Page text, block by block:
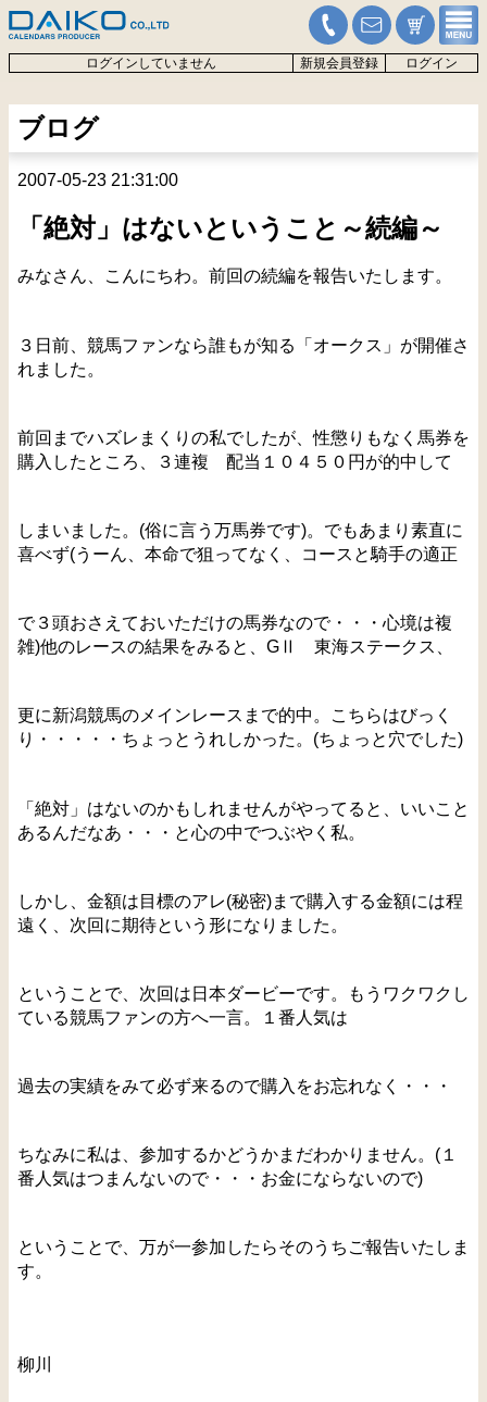
ログインしていません 新規会員登録 ログイン
ブログ
2007-05-23 21:31:00
「絶対」はないということ～続編～
みなさん、こんにちわ。前回の続編を報告いたします。
３日前、競馬ファンなら誰もが知る「オークス」が開催さ
れました。
前回までハズレまくりの私でしたが、性懲りもなく馬券を
購入したところ、３連複 配当１０４５０円が的中して
しまいました。(俗に言う万馬券です)。でもあまり素直に
喜べず(うーん、本命で狙ってなく、コースと騎手の適正
で３頭おさえておいただけの馬券なので・・・心境は複
雑)他のレースの結果をみると、GⅡ 東海ステークス、
更に新潟競馬のメインレースまで的中。こちらはびっく
り・・・・・ちょっとうれしかった。(ちょっと穴でした)
「絶対」はないのかもしれませんがやってると、いいこと
あるんだなあ・・・と心の中でつぶやく私。
しかし、金額は目標のアレ(秘密)まで購入する金額には程
遠く、次回に期待という形になりました。
ということで、次回は日本ダービーです。もうワクワクし
ている競馬ファンの方へ一言。１番人気は
過去の実績をみて必ず来るので購入をお忘れなく・・・
ちなみに私は、参加するかどうかまだわかりません。(１
番人気はつまんないので・・・お金にならないので)
ということで、万が一参加したらそのうちご報告いたしま
す。
柳川